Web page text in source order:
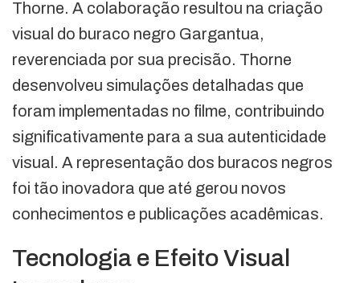
Thorne. A colaboração resultou na criação
visual do buraco negro Gargantua,
reverenciada por sua precisão. Thorne
desenvolveu simulações detalhadas que
foram implementadas no filme, contribuindo
significativamente para a sua autenticidade
visual. A representação dos buracos negros
foi tão inovadora que até gerou novos
conhecimentos e publicações acadêmicas.
Tecnologia e Efeito Visual